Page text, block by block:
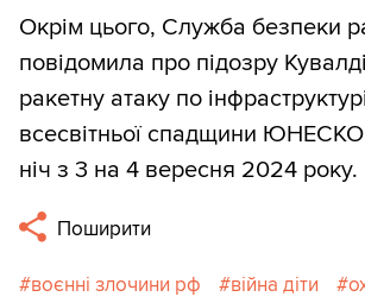
Окрім цього, Служба безпеки
повідомила про підозру
ракетну атаку по
всесвітньої спадщини ЮНЕСКО
ніч з 3 на 4 вересня 2024 року.
Поширити
воєнні злочини рф війна діти